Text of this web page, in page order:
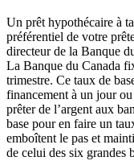
Un prêt hypothécaire à
préférentiel de votre
directeur de la Banque
La Banque du Canada
trimestre. Ce taux de
financement à un jour
prêter de l’argent aux
base pour en faire un
emboîtent le pas et
de celui des six grandes